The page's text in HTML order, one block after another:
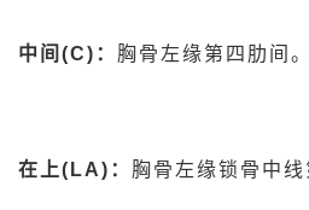
中间(C)： 胸骨左缘第四肋间。
在上(LA)： 胸骨左缘锁骨中线